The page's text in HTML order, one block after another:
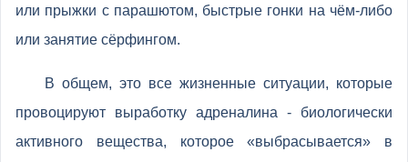
или прыжки с парашютом, быстрые гонки на чём-либо
или занятие сёрфингом.
В общем, это все жизненные ситуации, которые
провоцируют выработку адреналина - биологически
активного вещества, которое «выбрасывается» в